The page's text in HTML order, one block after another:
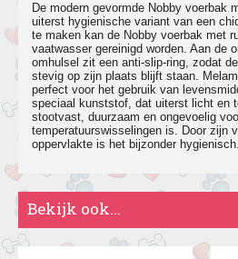
De modern gevormde Nobby voerbak
uiterst hygienische variant van een
te maken kan de Nobby voerbak met
vaatwasser gereinigd worden. Aan de
omhulsel zit een anti-slip-ring, zodat
stevig op zijn plaats blijft staan.
perfect voor het gebruik van
speciaal kunststof, dat uiterst licht en
stootvast, duurzaam en ongevoelig
temperatuurswisselingen is. Door zijn
oppervlakte is het bijzonder hygienisch.
Bekijk ook...